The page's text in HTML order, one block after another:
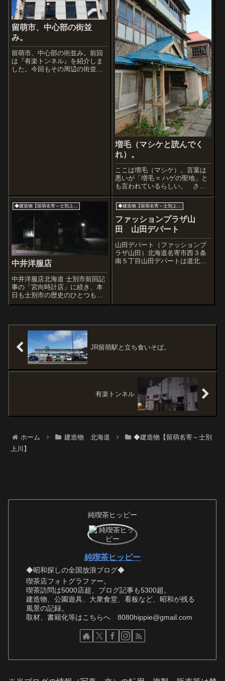
留萌市、中心部の街並
み。
留萌市、中心部の街並み。前回
は『有楽トンネル』を紹介しま
した。今回もその周辺の街並み
増毛（マシケと読んでく
れ）。
ここは増毛（マシケ）。言葉は
悪いが「増毛 = ハゲの聖地」と
も言われているらしい。 さ
て、まずは旅館 富田屋。旧増
毛駅前にあるのでものすごく目
立つ。この佇まいが令和の時代
に残っていることだけでも凄い
が、残念ながら泊まったこと、
内部を見た...
◆建造物【留萌名寄～士別上川】
中井洋服店
中井洋服店北海道 士別市前回記
事の「宮向時計店」に続き、本
日も士別市の歴史のひとつもい
える超老舗をご紹介します。実
ります。でも到着が夜だったの
であたりは真っ暗。中井洋服店
を撮っても、ほ...
◆建造物【留萌名寄～士別上川】
ファッションプラザ山
田 山田デパート
山田デパート（ファッションプ
ラザ山田）北海道名寄市西３条
南５丁目山田デパートは道北を
JR留萌駅と立ち食いそば。
有楽トンネル
ホーム 建造物 北海道
◆建造物【留萌名寄～士別
上川】
純喫茶ヒッピー
純喫茶ヒッピー
◆昭和探しの全国放浪ブログ◆
喫茶店フォトグラファー。
喫茶訪問は5000店超、ブログ記事も5300超。
建造物、公園遊具、大衆食堂、看板など、昭和が残る
風景の記録。
取材、書籍化等はこちらへ 8080hippie@gmail.com